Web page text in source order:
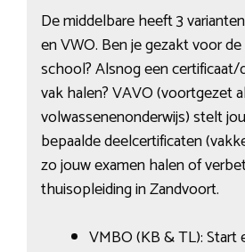
De middelbare heeft 3
en VWO. Ben je gezakt voor
school? Alsnog een
vak halen? VAVO (voortgezet
volwassenenonderwijs) stelt
bepaalde deelcertificaten
zo jouw examen halen of
thuisopleiding in Zandvoort.
VMBO (KB & TL): Start